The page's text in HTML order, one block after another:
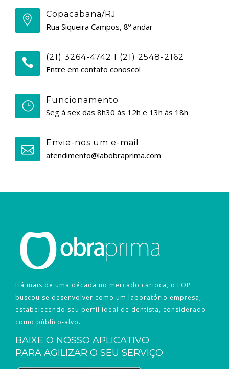
Copacabana/RJ
Rua Siqueira Campos, 8º andar
(21) 3264-4742 I (21) 2548-2162
Entre em contato conosco!
Funcionamento
Seg à sex das 8h30 às 12h e 13h às 18h
Envie-nos um e-mail
atendimento@labobraprima.com
Há mais de uma década no mercado carioca, o LOP
buscou se desenvolver como um laboratório empresa,
estabelecendo seu perfil ideal de dentista, considerado
como público-alvo.
BAIXE O NOSSO APLICATIVO
PARA AGILIZAR O SEU SERVIÇO